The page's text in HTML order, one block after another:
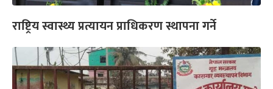
राष्ट्रिय स्वास्थ्य प्रत्यायन प्राधिकरण स्थापना गर्ने